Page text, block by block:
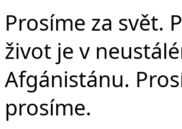
Prosíme za svět.
život je v
Afgánistánu.
prosíme.